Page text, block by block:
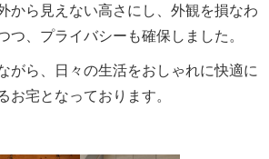
から見えない高さにし、外観を損なわ
つ、プライバシーも確保しました。
がら、日々の生活をおしゃれに快適に
お宅となっております。